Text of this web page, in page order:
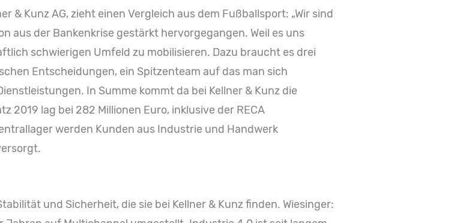
& Kunz AG, zieht einen Vergleich aus dem Fußballsport: „Wir sind
aus der Bankenkrise gestärkt hervorgegangen. Weil es uns
schwierigen Umfeld zu mobilisieren. Dazu braucht es drei
Entscheidungen, ein Spitzenteam auf das man sich
In Summe kommt da bei Kellner & Kunz die
2019 lag bei 282 Millionen Euro, inklusive der RECA
werden Kunden aus Industrie und Handwerk
und Sicherheit, die sie bei Kellner & Kunz finden. Wiesinger: